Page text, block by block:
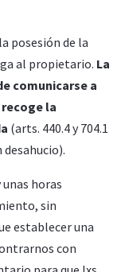
posesión de la
al propietario. La
comunicarse a
recoge la
(arts. 440.4 y 704.1
desahucio).
horas
sin
establecer una
con